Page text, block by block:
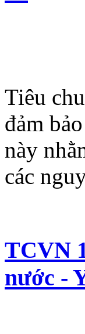
Tiêu
đảm
này
các
TCVN
nước -